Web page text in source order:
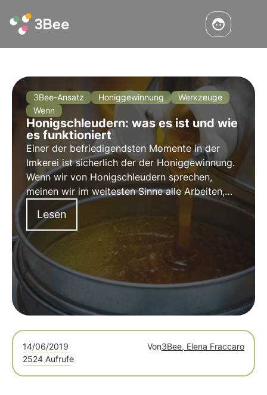
3Bee-Ansatz Honiggewinnung
Werkzeuge
Wenn
Honigschleudern: was es ist und wie
es funktioniert
Einer der befriedigendsten Momente in der
Imkerei ist sicherlich der der Honiggewinnung.
Wenn wir von Honigschleudern sprechen,
meinen wir im weitesten Sinne alle Arbeiten,
die der Imker durchführt, um den Honig aus
den Waben zu schleudern und für den Verzehr
bereitzustellen.
Lesen
14/06/2019 Von3Bee, Elena Fraccaro
2524 Aufrufe